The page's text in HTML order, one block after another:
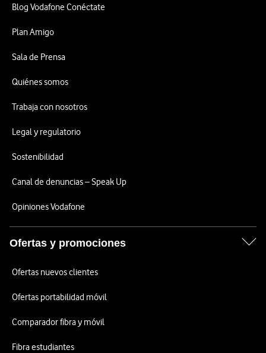
Blog Vodafone Conéctate
Plan Amigo
Sala de Prensa
Quiénes somos
Trabaja con nosotros
Legal y regulatorio
Sostenibilidad
Canal de denuncias – Speak Up
Opiniones Vodafone
Ofertas y promociones
Ofertas nuevos clientes
Ofertas portabilidad móvil
Comparador fibra y móvil
Fibra estudiantes